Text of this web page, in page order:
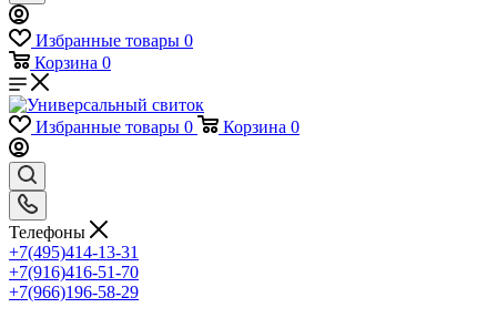
Избранные товары 0
Корзина 0
Избранные товары 0 Корзина 0
Телефоны
+7(495)414-13-31
+7(916)416-51-70
+7(966)196-58-29